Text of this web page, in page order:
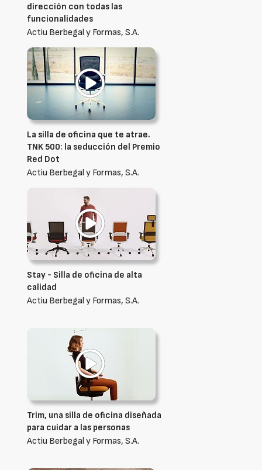
dirección con todas las
funcionalidades
Actiu Berbegal y Formas, S.A.
La silla de oficina que te atrae.
TNK 500: la seducción del Premio
Red Dot
Actiu Berbegal y Formas, S.A.
Stay - Silla de oficina de alta
calidad
Actiu Berbegal y Formas, S.A.
Trim, una silla de oficina diseñada
para cuidar a las personas
Actiu Berbegal y Formas, S.A.